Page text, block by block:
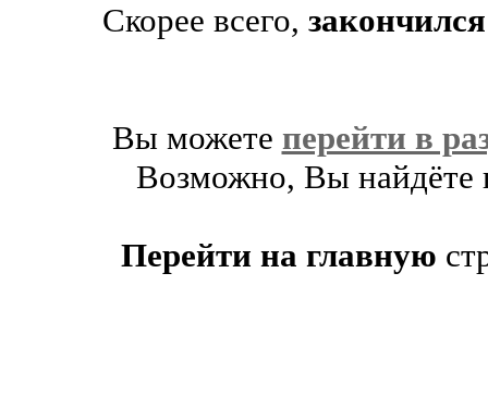
Скорее всего,
Вы можете перейти в
Возможно, Вы найдёте
Перейти на главную